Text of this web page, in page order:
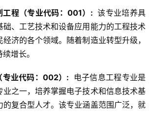
工程（专业代码：001）:
该专业培养具
础、工艺技术和设备应用能力的工程技术
济的各个领域。随着制造业转型升级，
增长。
专业代码：002）:
电子信息工程专业是
业之一，培养掌握电子技术和信息技术基
的复合型人才。该专业涵盖范围广泛，就